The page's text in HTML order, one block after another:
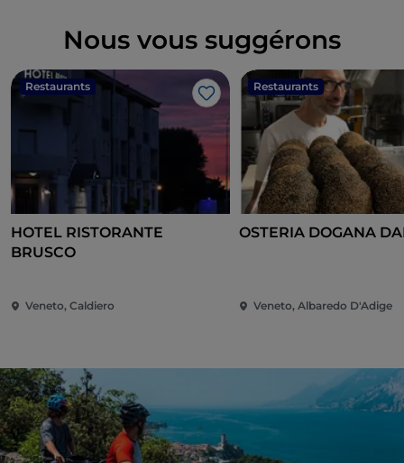
Nous vous suggérons
Restaurants
J’aime
HOTEL RISTORANTE
BRUSCO
Veneto, Caldiero
Restaurants
OSTERIA DOGANA
Veneto, Albaredo D'Adige